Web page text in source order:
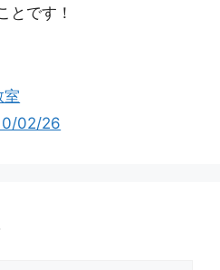
とです！
室
02/26